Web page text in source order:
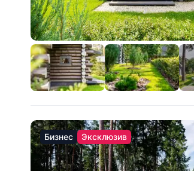
Бизнес Эксклюзив